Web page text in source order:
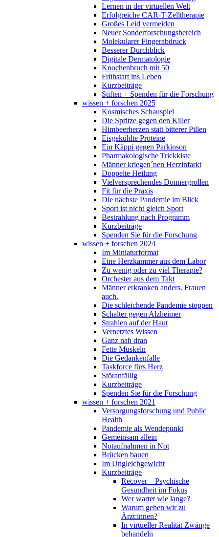
Lernen in der virtuellen Welt
Erfolgreiche CAR-T-Zelltherapie
Großes Leid vermeiden
Neuer Sonderforschungsbereich
Molekularer Fingerabdruck
Besserer Durchblick
Digitale Dermatologie
Knochenbruch mit 50
Frühstart ins Leben
Kurzbeiträge
Stiften + Spenden für die Forschung
wissen + forschen 2025
Kosmisches Schauspiel
Die Spritze gegen den Killer
Himbeerherzen statt bitterer Pillen
Eisgekühlte Proteine
Ein Käppi gegen Parkinson
Pharmakologische Trickkiste
Männer kriegen´nen Herzinfarkt
Doppelte Heilung
Vielversprechendes Donnergrollen
Fit für die Praxis
Die nächste Pandemie im Blick
Sport ist nicht gleich Sport
Bestrahlung nach Programm
Kurzbeiträge
Spenden Sie für die Forschung
wissen + forschen 2024
Im Miniaturformat
Eine Herzkammer aus dem Labor
Zu wenig oder zu viel Therapie?
Orchester aus dem Takt
Männer erkranken anders. Frauen
auch.
Die schleichende Pandemie stoppen
Schalter gegen Alzheimer
Strahlen auf der Haut
Vernetztes Wissen
Ganz nah dran
Fette Muskeln
Die Gedankenfalle
Taskforce fürs Herz
Störanfällig
Kurzbeiträge
Spenden Sie für die Forschung
wissen + forschen 2021
Versorgungsforschung und Public
Health
Pandemie als Wendepunkt
Gemeinsam allein
Notaufnahmen in Not
Brücken bauen
Im Ungleichgewicht
Kurzbeiträge
Recover – Psychische
Gesundheit im Fokus
Wer wartet wie lange?
Warum gehen wir zu
Ärzt:innen?
In virtueller Realität Zwänge
behandeln